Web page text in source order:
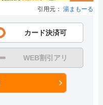
引用元： 湯まもーる
カード決済可
WEB割引アリ